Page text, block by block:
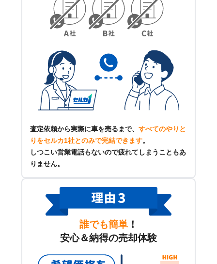
査定依頼から実際に車を売るまで、 すべてのやりと
りをセルカ1社とのみで完結できます。
しつこい営業電話もないので疲れてしまうこともあ
りません。
誰でも簡単 ！
安心＆納得の売却体験